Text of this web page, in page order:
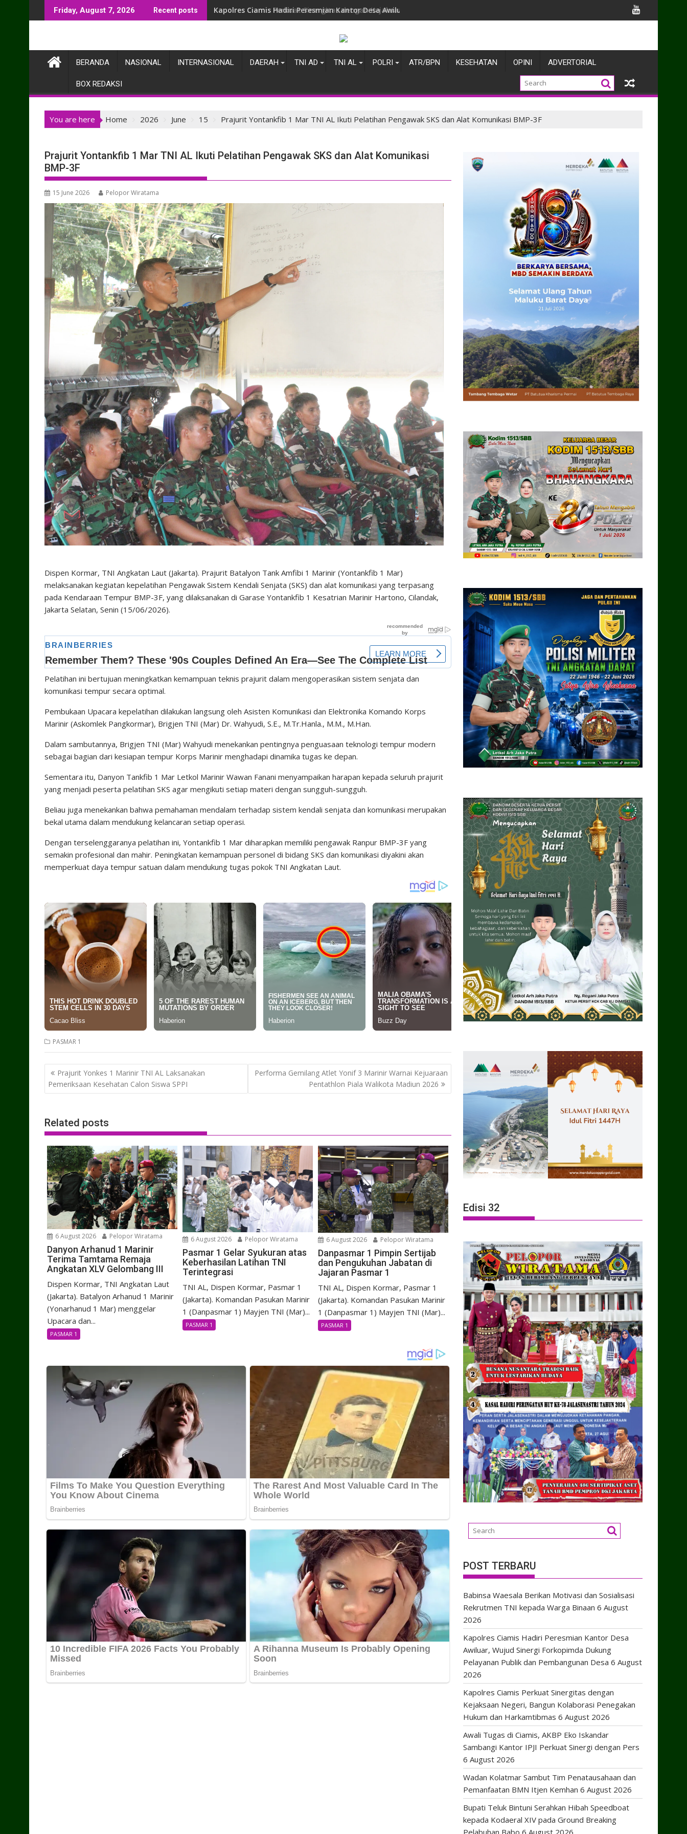
to
Friday, August 7, 2026 Recent posts Kapolres Ciamis Perkuat Sinergitas dengan Kejaksaan Negeri, Bangun Kolaborasi Penegakan Hukum dan Harkamtibmas
BERANDA NASIONAL INTERNASIONAL DAERAH TNI AD TNI AL POLRI ATR/BPN KESEHATAN OPINI ADVERTORIAL
BOX REDAKSI
You are here Home 2026 June 15 Prajurit Yontankfib 1 Mar TNI AL Ikuti Pelatihan Pengawak SKS dan Alat Komunikasi BMP-3F
Prajurit Yontankfib 1 Mar TNI AL Ikuti Pelatihan Pengawak SKS dan Alat Komunikasi
BMP-3F
15 June 2026 Pelopor Wiratama
Dispen Kormar, TNI Angkatan Laut (Jakarta). Prajurit Batalyon Tank Amfibi 1 Marinir (Yontankfib 1 Mar)
melaksanakan kegiatan kepelatihan Pengawak Sistem Kendali Senjata (SKS) dan alat komunikasi yang terpasang
pada Kendaraan Tempur BMP-3F, yang dilaksanakan di Garase Yontankfib 1 Kesatrian Marinir Hartono, Cilandak,
Jakarta Selatan, Senin (15/06/2026).
Pelatihan ini bertujuan meningkatkan kemampuan teknis prajurit dalam mengoperasikan sistem senjata dan
komunikasi tempur secara optimal.
Pembukaan Upacara kepelatihan dilakukan langsung oleh Asisten Komunikasi dan Elektronika Komando Korps
Marinir (Askomlek Pangkormar), Brigjen TNI (Mar) Dr. Wahyudi, S.E., M.Tr.Hanla., M.M., M.Han.
Dalam sambutannya, Brigjen TNI (Mar) Wahyudi menekankan pentingnya penguasaan teknologi tempur modern
sebagai bagian dari kesiapan tempur Korps Marinir menghadapi dinamika tugas ke depan.
Sementara itu, Danyon Tankfib 1 Mar Letkol Marinir Wawan Fanani menyampaikan harapan kepada seluruh prajurit
yang menjadi peserta pelatihan SKS agar mengikuti setiap materi dengan sungguh-sungguh.
Beliau juga menekankan bahwa pemahaman mendalam terhadap sistem kendali senjata dan komunikasi merupakan
bekal utama dalam mendukung kelancaran setiap operasi.
Dengan terselenggaranya pelatihan ini, Yontankfib 1 Mar diharapkan memiliki pengawak Ranpur BMP-3F yang
semakin profesional dan mahir. Peningkatan kemampuan personel di bidang SKS dan komunikasi diyakini akan
memperkuat daya tempur satuan dalam mendukung tugas pokok TNI Angkatan Laut.
PASMAR 1
Post
navigation
Prajurit Yonkes 1 Marinir TNI AL Laksanakan
Pemeriksaan Kesehatan Calon Siswa SPPI
Performa Gemilang Atlet Yonif 3 Marinir Warnai Kejuaraan
Pentathlon Piala Walikota Madiun 2026
Related posts
6 August 2026 Pelopor Wiratama
Danyon Arhanud 1 Marinir
Terima Tamtama Remaja
Angkatan XLV Gelombang III
Dispen Kormar, TNI Angkatan Laut
(Jakarta). Batalyon Arhanud 1 Marinir
(Yonarhanud 1 Mar) menggelar
Upacara dan...
PASMAR 1
6 August 2026 Pelopor Wiratama
Pasmar 1 Gelar Syukuran atas
Keberhasilan Latihan TNI
Terintegrasi
TNI AL, Dispen Kormar, Pasmar 1
(Jakarta). Komandan Pasukan Marinir
1 (Danpasmar 1) Mayjen TNI (Mar)...
PASMAR 1
6 August 2026 Pelopor Wiratama
Danpasmar 1 Pimpin Sertijab
dan Pengukuhan Jabatan di
Jajaran Pasmar 1
TNI AL, Dispen Kormar, Pasmar 1
(Jakarta). Komandan Pasukan Marinir
1 (Danpasmar 1) Mayjen TNI (Mar)...
PASMAR 1
Edisi 32
POST TERBARU
Babinsa Waesala Berikan Motivasi dan Sosialisasi
Rekrutmen TNI kepada Warga Binaan 6 August
2026
Kapolres Ciamis Hadiri Peresmian Kantor Desa
Awiluar, Wujud Sinergi Forkopimda Dukung
Pelayanan Publik dan Pembangunan Desa 6 August
2026
Kapolres Ciamis Perkuat Sinergitas dengan
Kejaksaan Negeri, Bangun Kolaborasi Penegakan
Hukum dan Harkamtibmas 6 August 2026
Awali Tugas di Ciamis, AKBP Eko Iskandar
Sambangi Kantor IPJI Perkuat Sinergi dengan Pers
6 August 2026
Wadan Kolatmar Sambut Tim Penatausahaan dan
Pemanfaatan BMN Itjen Kemhan 6 August 2026
Bupati Teluk Bintuni Serahkan Hibah Speedboat
kepada Kodaeral XIV pada Ground Breaking
Pelabuhan Babo 6 August 2026